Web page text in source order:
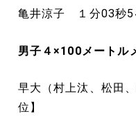
亀井涼子 １分03秒
男子４×100メートル
早大（村上汰、松田
位】